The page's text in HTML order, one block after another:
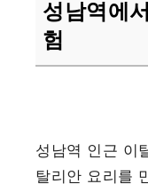
성남역에
험
성남역 인근 이
탈리안 요리를